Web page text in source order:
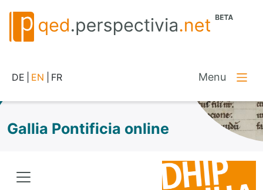
DE EN FR Menu
Gallia Pontificia online